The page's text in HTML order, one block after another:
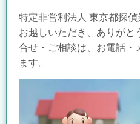
特定非営利法人 東京都探
お越しいただき、ありがと
合せ・ご相談は、お電話・
ます。